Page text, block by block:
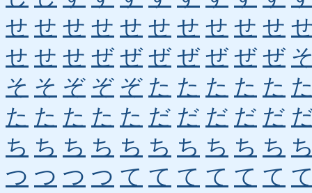
せ せ せ せ せ せ せ せ せ せ
せ せ せ ぜ ぜ ぜ ぜ ぜ ぜ ぜ
そ そ ぞ ぞ ぞ た た た た た
た た た た た だ だ だ だ だ
ち ち ち ち ち ち ち ち ち ち
つ つ つ つ て て て て て て